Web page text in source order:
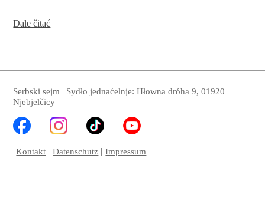
Dale čitaćPřeprošenje
04.02.23
w
Budyšinje
Serbski sejm | Sydło jednaćelnje: Hłowna dróha 9, 01920
Njebjelčicy
Kontakt Datenschutz Impressum